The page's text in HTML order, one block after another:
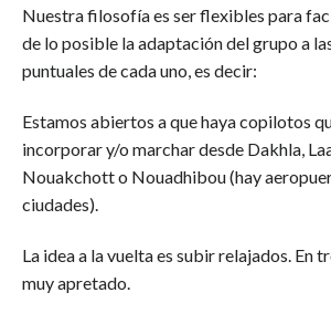
Nuestra filosofía es ser flexibles para
de lo posible la adaptación del grupo a
puntuales de cada uno, es decir:
Estamos abiertos a que haya copilotos
incorporar y/o marchar desde Dakhla,
Nouakchott o Nouadhibou (hay
ciudades).
La idea a la vuelta es subir relajados. En
muy apretado.